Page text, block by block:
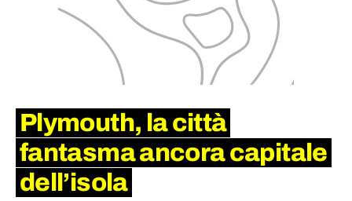
Plymouth, la città
fantasma ancora capitale
dell’isola